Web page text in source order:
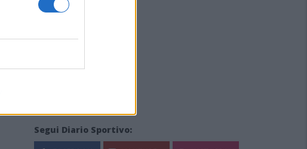
Segui Diario Sportivo: